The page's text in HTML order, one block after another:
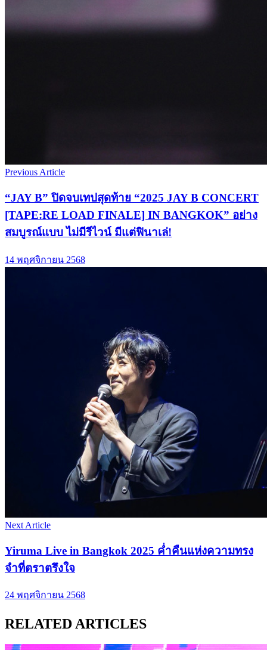
Previous Article
“JAY B” ปิดจบเทปสุดท้าย “2025 JAY B CONCERT
[TAPE:RE LOAD FINALE] IN BANGKOK” อย่าง
สมบูรณ์แบบ ไม่มีรีไวน์ มีแต่ฟินาเล่!
14 พฤศจิกายน 2568
Next Article
Yiruma Live in Bangkok 2025 ค่ำคืนแห่งความทรง
จำที่ตราตรึงใจ
24 พฤศจิกายน 2568
RELATED ARTICLES